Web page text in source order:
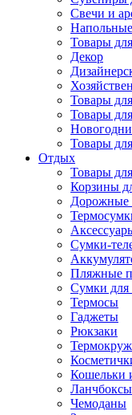
Свечи и
Товары
Декор
Товары
Товары
Товары
Отдых
Товары
Корзины
Дорожные
Сумки-
Пляжные
Сумки для
Термосы
Гаджеты
Рюкзаки
Кошельки
Ланчбоксы
Чемоданы